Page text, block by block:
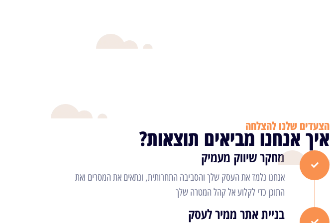
הצעדים שלנו להצלחה
איך אנחנו מביאים תוצאות?
מחקר שיווק מעמיק
אנחנו נלמד את העסק שלך והסביבה התחרותית, ונתאים את המסרים ואת
התוכן כדי לקלוע אל קהל המטרה שלך
בניית אתר ממיר לעסק